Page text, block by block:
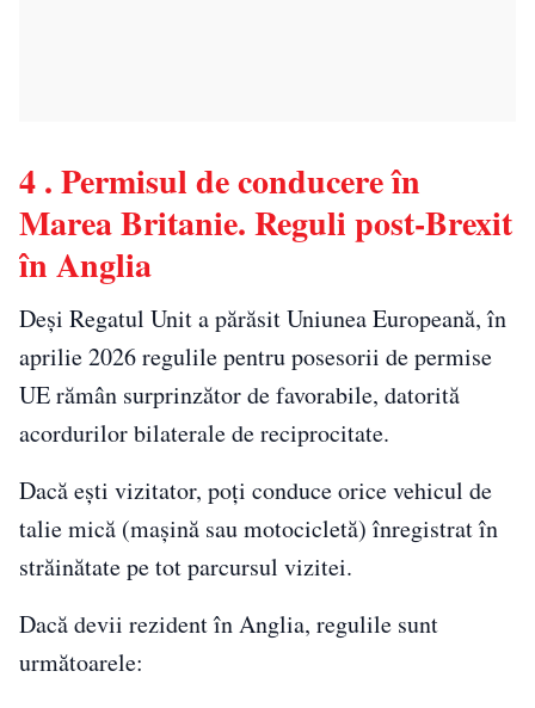
4 . Permisul de conducere în
Marea Britanie. Reguli post-Brexit
în Anglia
Deși Regatul Unit a părăsit Uniunea Europeană, în
aprilie 2026 regulile pentru posesorii de permise
UE rămân surprinzător de favorabile, datorită
acordurilor bilaterale de reciprocitate.
Dacă ești vizitator, poți conduce orice vehicul de
talie mică (mașină sau motocicletă) înregistrat în
străinătate pe tot parcursul vizitei.
Dacă devii rezident în Anglia, regulile sunt
următoarele: